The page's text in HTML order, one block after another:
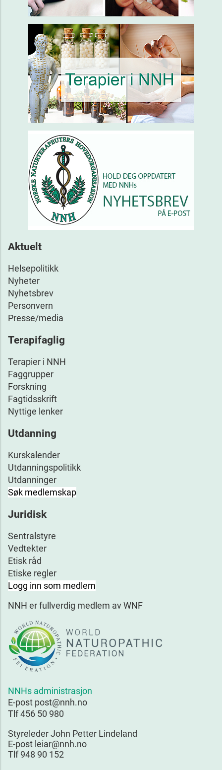
Aktuelt
Helsepolitikk
Nyheter
Nyhetsbrev
Personvern
Presse/media
Terapifaglig
Terapier i NNH
Faggrupper
Forskning
Fagtidsskrift
Nyttige lenker
Utdanning
Kurskalender
Utdanningspolitikk
Utdanninger
Søk medlemskap
Juridisk
Sentralstyre
Vedtekter
Etisk råd
Etiske regler
Logg inn som medlem
NNH er fullverdig medlem av WNF
NNHs administrasjon
E-post post@nnh.no
Tlf 456 50 980
Styreleder John Petter Lindeland
E-post leiar@nnh.no
Tlf 948 90 152